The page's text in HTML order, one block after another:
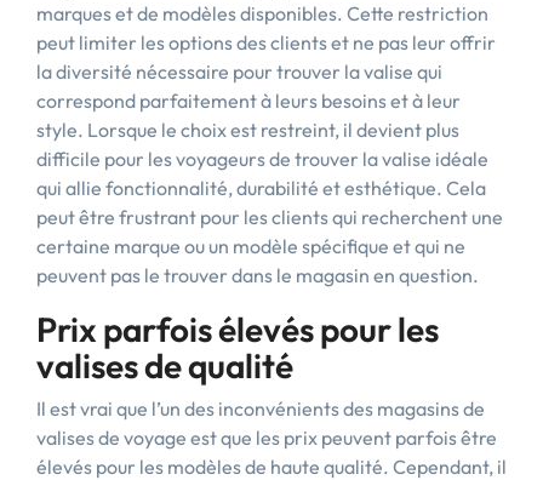
marques et de modèles disponibles. Cette restriction
peut limiter les options des clients et ne pas leur offrir
la diversité nécessaire pour trouver la valise qui
correspond parfaitement à leurs besoins et à leur
style. Lorsque le choix est restreint, il devient plus
difficile pour les voyageurs de trouver la valise idéale
qui allie fonctionnalité, durabilité et esthétique. Cela
peut être frustrant pour les clients qui recherchent une
certaine marque ou un modèle spécifique et qui ne
peuvent pas le trouver dans le magasin en question.
Prix parfois élevés pour les
valises de qualité
Il est vrai que l’un des inconvénients des magasins de
valises de voyage est que les prix peuvent parfois être
élevés pour les modèles de haute qualité. Cependant, il